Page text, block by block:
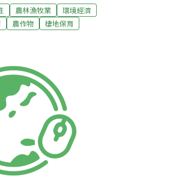
Affairs Committee）面前進行的陳述。
擴張之後，對鳥類棲地唯一最大的威
關於鹿對於森林生態系統的衝擊、造
衝撞造成的人命和產物喪失，以及鹿
月公佈的研究顯示，從他們抽取的4萬
有理想的森林更新（fore
農林漁牧業
環境經濟
農作物
棲地保育